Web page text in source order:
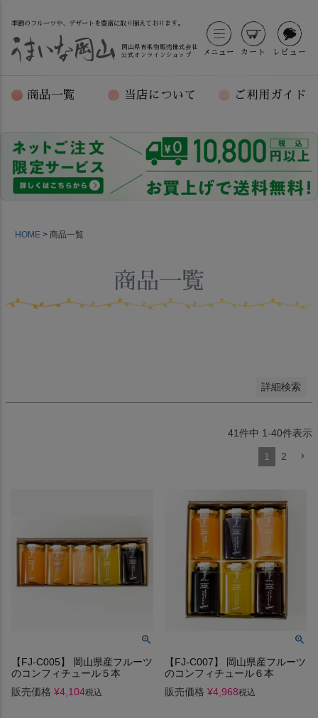
季節のフルーツや、デザートを豊富に取り揃えております。
岡山県青果物販売株式会社
公式オンラインショップ
メニュー カート レビュー
商品一覧 当店について ご利用ガイド
HOME 商品一覧
商品一覧
詳細検索
在庫なし商品
在庫なし商品を表示しない
予約商品
予約商品のみを表示
新着順
優先度順
41件中 1-40件表示
1 2
【FJ-C005】 岡山県産フルーツ
のコンフィチュール５本
販売価格 ¥4,104税込
【FJ-C007】 岡山県産フルーツ
のコンフィチュール６本
販売価格 ¥4,968税込